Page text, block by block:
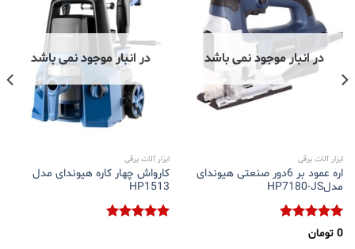
در انبار موجود نمی باشد
ابزار آلات برقی
اره عمود بر 6دور صنعتی هیوندای
مدلHP7180-JS
نمره 5.00
از 5
0 تومان
در انبار موجود نمی باشد
ابزار آلات برقی
کارواش چهار کاره هیوندای مدل
HP1513